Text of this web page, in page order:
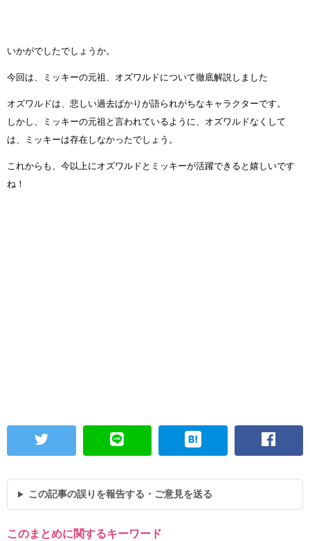
いかがでしたでしょうか。
今回は、ミッキーの元祖、オズワルドについて徹底解説しました
オズワルドは、悲しい過去ばかりが語られがちなキャラクターです。
しかし、ミッキーの元祖と言われているように、オズワルドなくして
は、ミッキーは存在しなかったでしょう。
これからも、今以上にオズワルドとミッキーが活躍できると嬉しいです
ね！
この記事の誤りを報告する・ご意見を送る
このまとめに関するキーワード